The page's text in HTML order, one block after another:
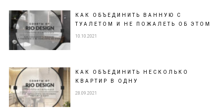
КАК ОБЪЕДИНИТЬ ВАННУЮ С
ТУАЛЕТОМ И НЕ ПОЖАЛЕТЬ ОБ ЭТОМ
10.10.2021
КАК ОБЪЕДИНИТЬ НЕСКОЛЬКО
КВАРТИР В ОДНУ
28.09.2021